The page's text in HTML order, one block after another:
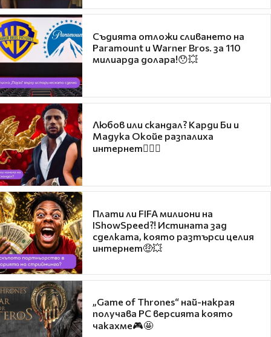
Съдията отложи сливането на
Paramount и Warner Bros. за 110
милиарда долара!😯💥
Любов или скандал? Карди Би и
Мадука Окойе разпалиха
интернет❤️‍🔥🔥
Плати ли FIFA милиони на
IShowSpeed?! Истината зад
сделката, която разтърси целия
интернет🤑💥
„Game of Thrones“ най-накрая
получава PC версията която
чакахме🎮🤩